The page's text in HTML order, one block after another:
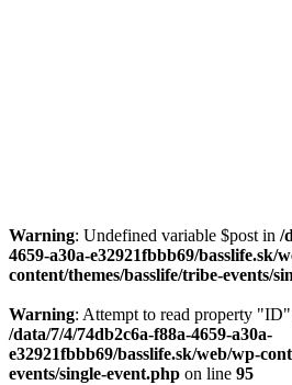
Warning: Undefined variable $post in /
4659-a30a-e32921fbbb69/basslife.sk/
content/themes/basslife/tribe-events/
Warning: Attempt to read property
/data/7/4/74db2c6a-f88a-4659-a30a-
e32921fbbb69/basslife.sk/web/wp-
events/single-event.php on line 95